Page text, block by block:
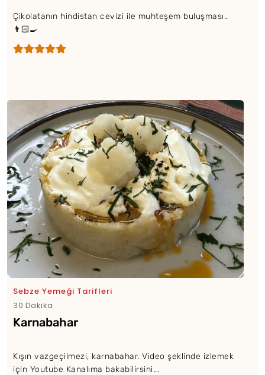
Çikolatanın hindistan cevizi ile muhteşem buluşması..
👨🏻‍🍳
Sebze Yemeği Tarifleri
30 Dakika
Karnabahar
Kışın vazgeçilmezi, karnabahar. Video şeklinde izlemek
için Youtube Kanalıma bakabilirsini...